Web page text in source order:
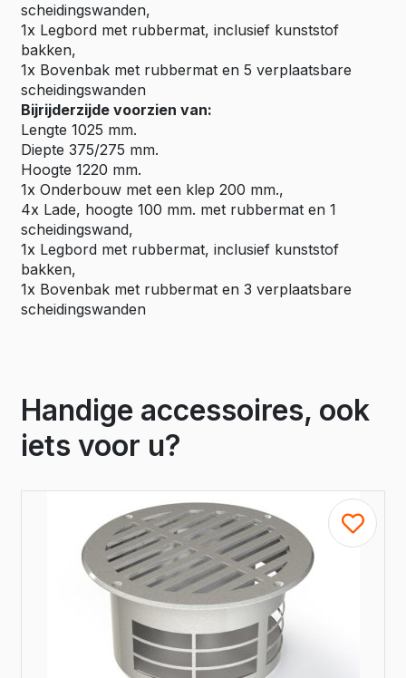
scheidingswanden,
1x Legbord met rubbermat, inclusief kunststof
bakken,
1x Bovenbak met rubbermat en 5 verplaatsbare
scheidingswanden
Bijrijderzijde voorzien van:
Lengte 1025 mm.
Diepte 375/275 mm.
Hoogte 1220 mm.
1x Onderbouw met een klep 200 mm.,
4x Lade, hoogte 100 mm. met rubbermat en 1
scheidingswand,
1x Legbord met rubbermat, inclusief kunststof
bakken,
1x Bovenbak met rubbermat en 3 verplaatsbare
scheidingswanden
Handige accessoires, ook
iets voor u?